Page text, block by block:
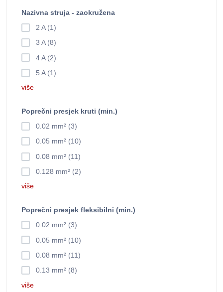
Nazivna struja - zaokružena
2 A (1)
3 A (8)
4 A (2)
5 A (1)
više
Poprečni presjek kruti (min.)
0.02 mm² (3)
0.05 mm² (10)
0.08 mm² (11)
0.128 mm² (2)
više
Poprečni presjek fleksibilni (min.)
0.02 mm² (3)
0.05 mm² (10)
0.08 mm² (11)
0.13 mm² (8)
više